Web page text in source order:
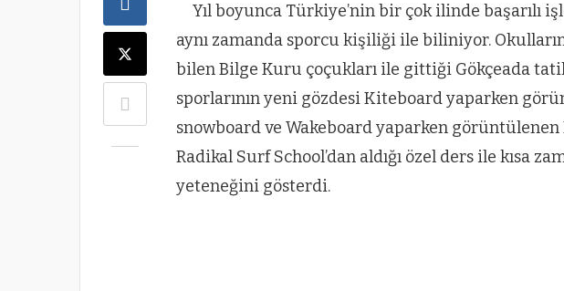
Yıl boyunca Türkiye’nin bir çok ilinde başarılı
aynı zamanda sporcu kişiliği ile biliniyor.
bilen Bilge Kuru çoçukları ile gittiği Gökçeada
sporlarının yeni gözdesi Kiteboard yaparken
snowboard ve Wakeboard yaparken
Radikal Surf School’dan aldığı özel ders ile kısa
yeteneğini gösterdi.